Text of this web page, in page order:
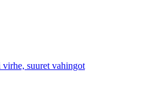
suuret vahingot